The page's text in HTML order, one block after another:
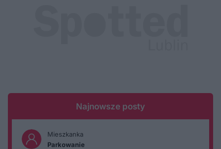
Najnowsze posty
Mieszkanka
Parkowanie